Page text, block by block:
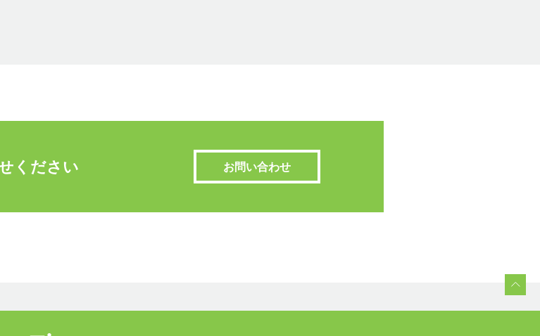
ください お問い合わせ